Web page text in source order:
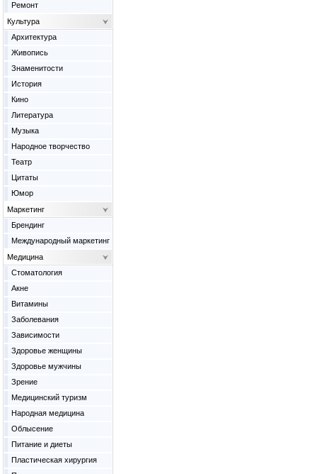
Ремонт
Культура
Архитектура
Живопись
Знаменитости
История
Кино
Литература
Музыка
Народное творчество
Театр
Цитаты
Юмор
Маркетинг
Брендинг
Международный маркетинг
Медицина
Cтоматология
Акне
Витамины
Заболевания
Зависимости
Здоровье женщины
Здоровье мужчины
Зрение
Медицинский туризм
Народная медицина
Облысение
Питание и диеты
Пластическая хирургия